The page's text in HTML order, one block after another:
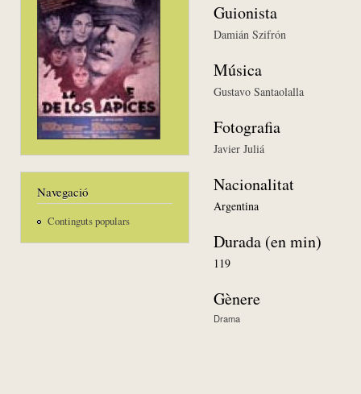
Navegació
Continguts populars
Guionista
Damián Szifrón
Música
Gustavo Santaolalla
Fotografia
Javier Juliá
Nacionalitat
Argentina
Durada (en min)
119
Gènere
Drama